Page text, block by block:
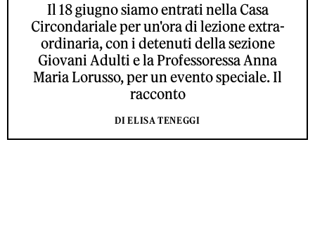
Il 18 giugno siamo entrati nella Casa
Circondariale per un'ora di lezione extra-
ordinaria, con i detenuti della sezione
Giovani Adulti e la Professoressa Anna
Maria Lorusso, per un evento speciale. Il
racconto
DI ELISA TENEGGI